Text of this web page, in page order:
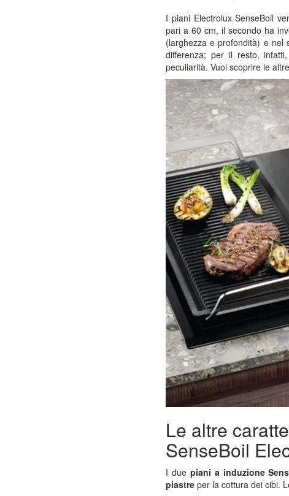
I piani Electrolux SenseBoil
pari a 60 cm, il secondo ha
(larghezza e profondità) e nel
differenza; per il resto,
peculiarità. Vuoi scoprire le
Le altre
SenseBoil
I due piani a induzione
piastre per la cottura dei cibi.